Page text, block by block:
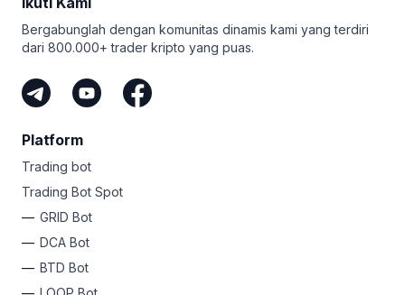
Bergabunglah dengan komunitas dinamis kami yang terdiri
dari 800.000+ trader kripto yang puas.
Platform
Trading bot
Trading Bot Spot
GRID Bot
DCA Bot
BTD Bot